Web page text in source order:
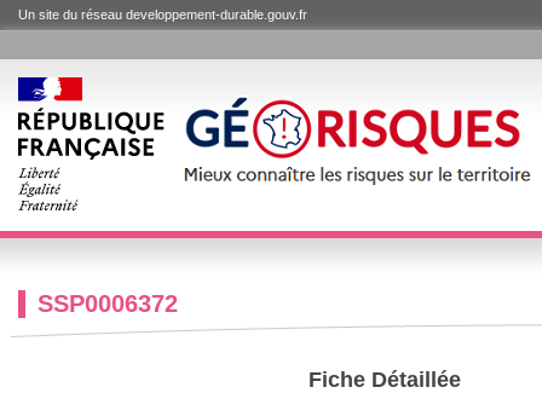
Un site du réseau developpement-durable.gouv.fr
SSP0006372
Fiche Détaillée